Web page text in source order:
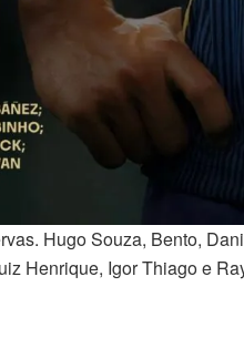
Hugo Souza, Bento,
Henrique, Igor Thiago e